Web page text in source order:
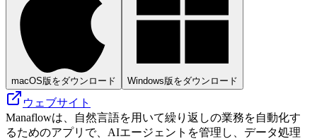
macOS版をダウンロード Windows版をダウンロード
ウェブサイト
Manaflowは、自然言語を用いて繰り返しの業務を自動化す
るためのアプリで、AIエージェントを管理し、データ処理